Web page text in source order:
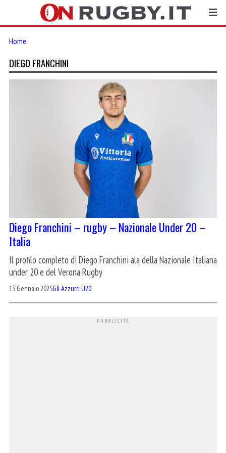
Home
DIEGO FRANCHINI
Diego Franchini – rugby – Nazionale Under 20 –
Italia
Il profilo completo di Diego Franchini ala della Nazionale Italiana
under 20 e del Verona Rugby
13 Gennaio 2025Gli Azzurri U20